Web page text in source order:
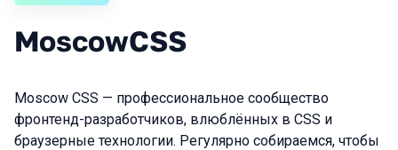
MoscowCSS
Moscow CSS — профессиональное сообщество
фронтенд-разработчиков, влюблённых в CSS и
браузерные технологии. Регулярно собираемся, чтобы